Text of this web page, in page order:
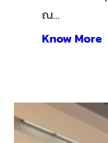
ณ…
Know More